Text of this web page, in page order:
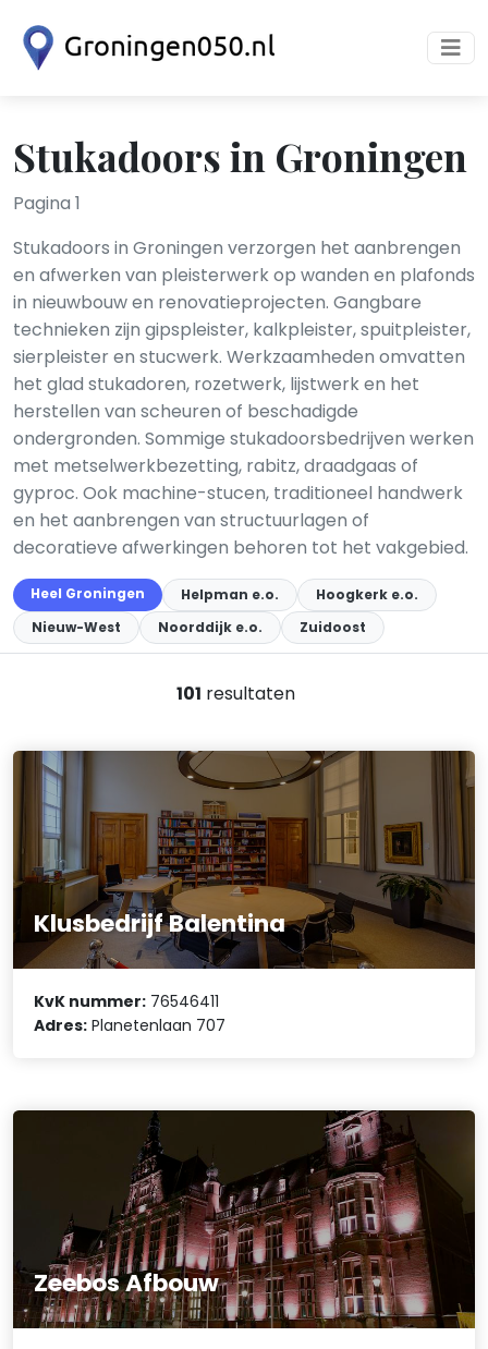
Stukadoors in Groningen
Pagina 1
Stukadoors in Groningen verzorgen het aanbrengen
en afwerken van pleisterwerk op wanden en plafonds
in nieuwbouw en renovatieprojecten. Gangbare
technieken zijn gipspleister, kalkpleister, spuitpleister,
sierpleister en stucwerk. Werkzaamheden omvatten
het glad stukadoren, rozetwerk, lijstwerk en het
herstellen van scheuren of beschadigde
ondergronden. Sommige stukadoorsbedrijven werken
met metselwerkbezetting, rabitz, draadgaas of
gyproc. Ook machine-stucen, traditioneel handwerk
en het aanbrengen van structuurlagen of
decoratieve afwerkingen behoren tot het vakgebied.
Heel Groningen Helpman e.o.
Hoogkerk e.o.
Nieuw-West
Noorddijk e.o. Zuidoost
101 resultaten
Klusbedrijf Balentina
KvK nummer: 76546411
Adres: Planetenlaan 707
Zeebos Afbouw